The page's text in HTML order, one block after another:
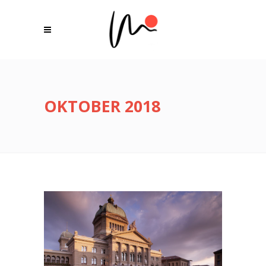
OKTOBER 2018